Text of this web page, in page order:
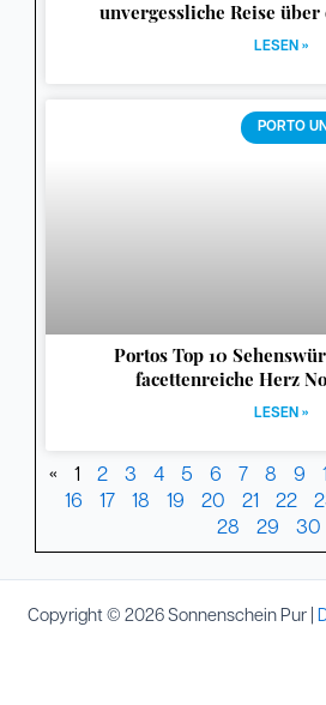
unvergessliche Reise
LESEN »
PORTO
Portos Top 10
facettenreiche Herz
LESEN »
« 1 2 3 4 5 6 7 8 9
16
17 18 19 20 21 22
28
29 30
Copyright © 2026 Sonnenschein Pur |